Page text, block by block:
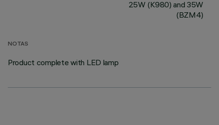
25W (K980) and 35W
(BZM4)
NOTAS
Product complete with LED lamp